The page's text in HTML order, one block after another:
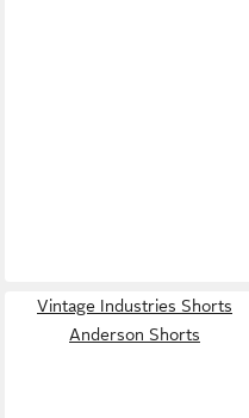
Vintage Industries Shorts
Anderson Shorts